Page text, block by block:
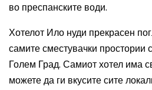
во преспанските води.
Хотелот Ило нуди прекрасен
самите сместувачки простории
Голем Град. Самиот хотел има
можете да ги вкусите сите